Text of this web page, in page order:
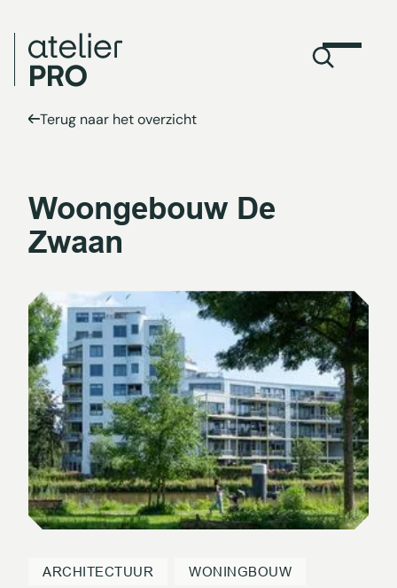
Terug naar het overzicht
Woongebouw De
Zwaan
ARCHITECTUUR WONINGBOUW